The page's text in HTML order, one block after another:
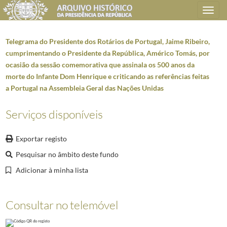
Toggle
navigation
Plano de classificação
AHPR
1906/2008-05-09
GB0207Mensagens de felicitações e condolências
Telegrama do Presidente do Real Gabinete Português de Leitura do
(...)
001701
Telegrama do Governador Civil de Viseu cumprimentando o
001704Telegrama de Alexandre Ribeiro Cunha apresentando
Telegrama do Presidente dos Rotários de Portugal, Jaime Ribeiro,
cumprimentando o Presidente da República, Américo Tomás, por
ocasião da sessão comemorativa que assinala os 500 anos da
morte do Infante Dom Henrique e criticando as referências feitas
a Portugal na Assembleia Geral das Nações Unidas
Serviços disponíveis
Exportar registo
Pesquisar no âmbito deste fundo
Adicionar à minha lista
Consultar no telemóvel